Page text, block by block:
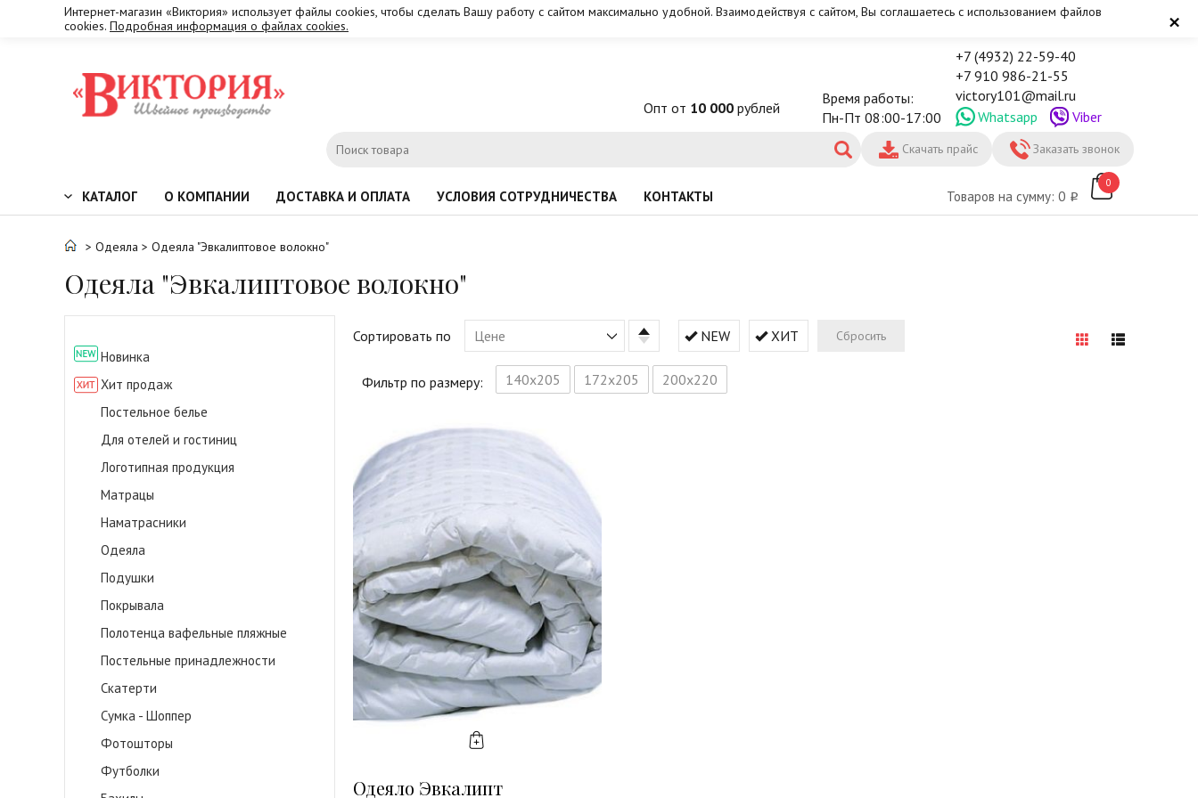
×
Интернет-магазин «Виктория» использует файлы cookies, чтобы сделать Вашу работу с сайтом максимально удобной. Взаимодействуя с сайтом, Вы соглашаетесь с использованием файлов
cookies. Подробная информация о файлах cookies.
Опт от 10 000 рублей
Время работы:
Пн-Пт 08:00-17:00
+7 (4932) 22-59-40
+7 910 986-21-55
victory101@mail.ru
Whatsapp
Viber
Заказать звонок
Скачать прайс
КАТАЛОГ О КОМПАНИИ ДОСТАВКА И ОПЛАТА УСЛОВИЯ СОТРУДНИЧЕСТВА КОНТАКТЫ Товаров на сумму: 0
0
> Одеяла > Одеяла "Эвкалиптовое волокно"
Одеяла "Эвкалиптовое волокно"
Новинка
Хит продаж
Постельное белье
Для отелей и гостиниц
Логотипная продукция
Матрацы
Наматрасники
Одеяла
Подушки
Покрывала
Полотенца вафельные пляжные
Постельные принадлежности
Скатерти
Сумка - Шоппер
Фотошторы
Футболки
Сортировать по Цене NEW ХИТ Сбросить
Фильтр по размеру: 140х205 172х205 200х220
Одеяло Эвкалипт